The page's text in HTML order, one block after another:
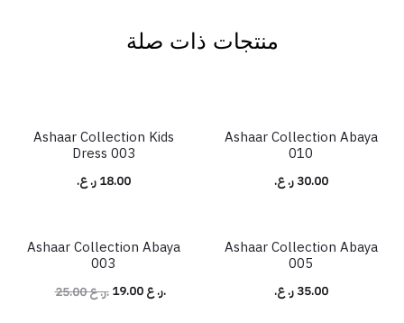
منتجات ذات صلة
Ashaar Collection Abaya
010
30.00 ر. ع.
شائع
Ashaar Collection Kids
Dress 003
18.00 ر. ع.
شائع
Ashaar Collection Abaya
005
35.00 ر. ع.
24% خصم
Ashaar Collection Abaya
003
25.00 ر. ع. السعر
19.00 ر. ع.السعر